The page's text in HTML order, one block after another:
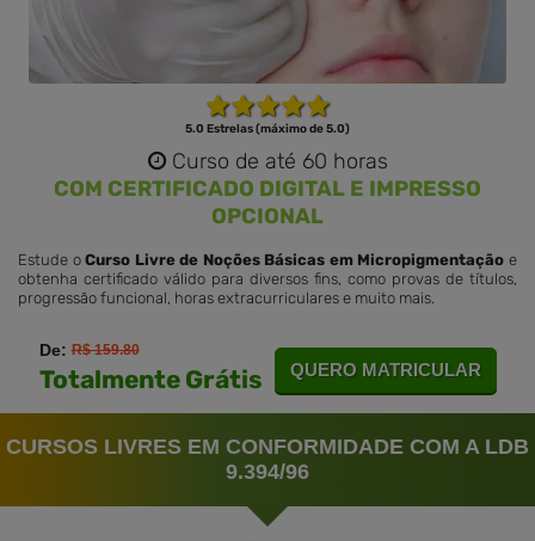
5.0 Estrelas (máximo de 5.0)
Curso de até 60 horas
COM CERTIFICADO DIGITAL E IMPRESSO
OPCIONAL
Estude oCurso Livre de Noções Básicas em Micropigmentação e
obtenha certificado válido para diversos fins, como provas de títulos,
progressão funcional, horas extracurriculares e muito mais.
De:R$ 159.80
Totalmente Grátis QUERO MATRICULAR
CURSOS LIVRES EM CONFORMIDADE COM A LDB
9.394/96